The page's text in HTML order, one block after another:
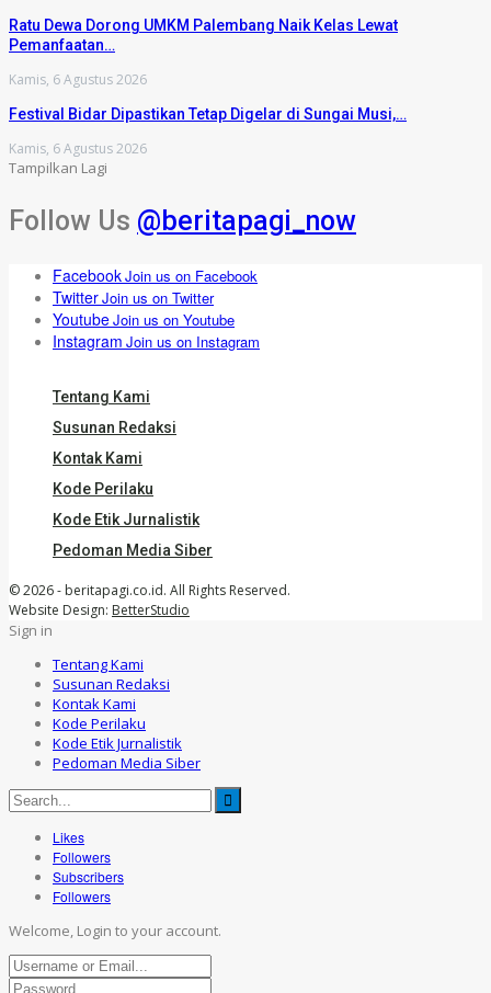
Ratu Dewa Dorong UMKM Palembang Naik Kelas Lewat
Pemanfaatan…
Kamis, 6 Agustus 2026
Festival Bidar Dipastikan Tetap Digelar di Sungai Musi,…
Kamis, 6 Agustus 2026
Tampilkan Lagi
Follow Us @beritapagi_now
FacebookJoin us on Facebook
TwitterJoin us on Twitter
YoutubeJoin us on Youtube
Instagram Join us on Instagram
Tentang Kami
Susunan Redaksi
Kontak Kami
Kode Perilaku
Kode Etik Jurnalistik
Pedoman Media Siber
© 2026 - beritapagi.co.id. All Rights Reserved.
Website Design: BetterStudio
Sign in
Tentang Kami
Susunan Redaksi
Kontak Kami
Kode Perilaku
Kode Etik Jurnalistik
Pedoman Media Siber
Likes
Followers
Subscribers
Followers
Welcome, Login to your account.